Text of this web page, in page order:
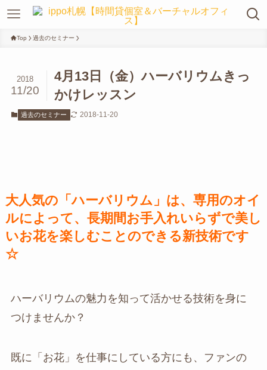
Top 過去のセミナー
4月13日（金）ハーバリウムきっ
かけレッスン
2018
11/20
過去のセミナー 2018-11-20
大人気の「ハーバリウム」は、専用のオイ
ルによって、長期間お手入れいらずで美し
いお花を楽しむことのできる新技術です
☆
ハーバリウムの魅力を知って活かせる技術を身に
つけませんか？
既に「お花」を仕事にしている方にも、ファンの